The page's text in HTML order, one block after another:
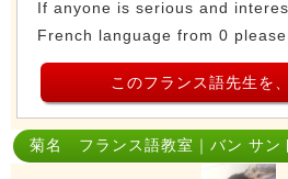
If anyone is serious and
French language from 0
このフランス語先生を
菊名 フランス語教室｜バン サン